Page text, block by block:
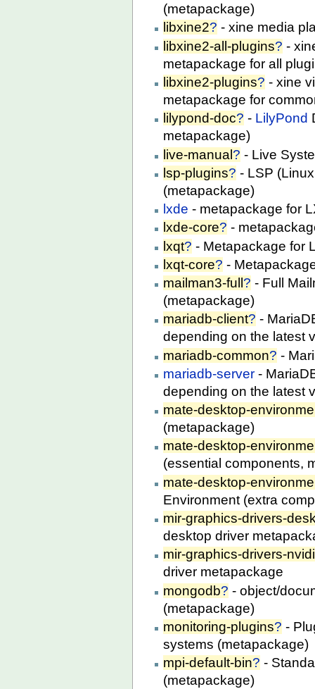
(metapackage)
libxine2? - xine media
libxine2-all-plugins? -
metapackage for all
libxine2-plugins? - xine
metapackage for
lilypond-doc? - LilyPond
metapackage)
live-manual? - Live
lsp-plugins? - LSP
(metapackage)
lxde - metapackage for
lxde-core? -
lxqt? - Metapackage for
lxqt-core? -
mailman3-full ? - Full
(metapackage)
mariadb-client? -
depending on the latest
mariadb-common? -
mariadb-server -
depending on the latest
mate-desktop-
(metapackage)
mate-desktop-
(essential components,
mate-desktop-
Environment (extra
mir-graphics-drivers-
desktop driver
mir-graphics-drivers-
driver metapackage
mongodb? - object/
(metapackage)
monitoring-plugins? -
systems (metapackage)
mpi-default-bin? -
(metapackage)